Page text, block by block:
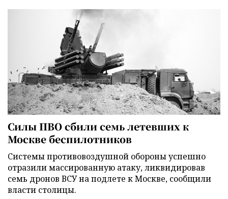
Силы ПВО сбили семь летевших к
Москве беспилотников
Cистемы противовоздушной обороны успешно
отразили массированную атаку, ликвидировав
семь дронов ВСУ на подлете к Москве, сообщили
власти столицы.